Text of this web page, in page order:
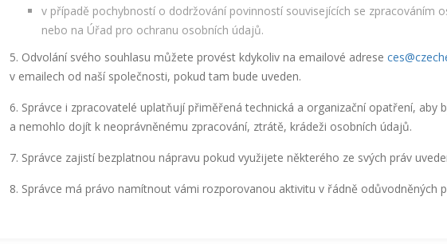
v případě pochybností o dodržování povinností souvisejících se zpracováním
nebo na Úřad pro ochranu osobních údajů.
5. Odvolání svého souhlasu můžete provést kdykoliv na emailové adrese
v emailech od naší společnosti, pokud tam bude uveden.
6. Správce i zpracovatelé uplatňují přiměřená technická a organizační opatření, aby
a nemohlo dojít k neoprávněnému zpracování, ztrátě, krádeži osobních údajů.
7. Správce zajistí bezplatnou nápravu pokud využijete některého ze svých práv
8. Správce má právo namítnout vámi rozporovanou aktivitu v řádně odůvodněných